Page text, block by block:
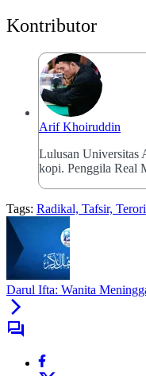
Kontributor
Arif Khoiruddin
Lulusan Universitas
kopi. Penggila Real
Tags: Radikal, Tafsir,
Darul Ifta: Wanita